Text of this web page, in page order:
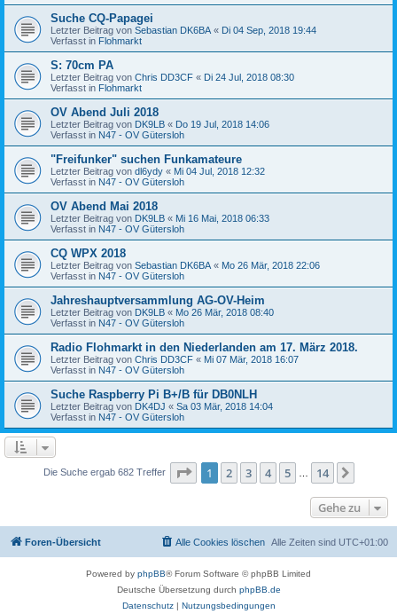
Suche CQ-Papagei
Letzter Beitrag von Sebastian DK6BA « Di 04 Sep, 2018 19:44
Verfasst in Flohmarkt
S: 70cm PA
Letzter Beitrag von Chris DD3CF « Di 24 Jul, 2018 08:30
Verfasst in Flohmarkt
OV Abend Juli 2018
Letzter Beitrag von DK9LB « Do 19 Jul, 2018 14:06
Verfasst in N47 - OV Gütersloh
"Freifunker" suchen Funkamateure
Letzter Beitrag von dl6ydy « Mi 04 Jul, 2018 12:32
Verfasst in N47 - OV Gütersloh
OV Abend Mai 2018
Letzter Beitrag von DK9LB « Mi 16 Mai, 2018 06:33
Verfasst in N47 - OV Gütersloh
CQ WPX 2018
Letzter Beitrag von Sebastian DK6BA « Mo 26 Mär, 2018 22:06
Verfasst in N47 - OV Gütersloh
Jahreshauptversammlung AG-OV-Heim
Letzter Beitrag von DK9LB « Mo 26 Mär, 2018 08:40
Verfasst in N47 - OV Gütersloh
Radio Flohmarkt in den Niederlanden am 17. März 2018.
Letzter Beitrag von Chris DD3CF « Mi 07 Mär, 2018 16:07
Verfasst in N47 - OV Gütersloh
Suche Raspberry Pi B+/B für DB0NLH
Letzter Beitrag von DK4DJ « Sa 03 Mär, 2018 14:04
Verfasst in N47 - OV Gütersloh
Die Suche ergab 682 Treffer Seite 1von 14
1 2 3 4 5 14
Gehe zu
Foren-Übersicht Alle Zeiten sind UTC+01:00
Alle Cookies löschen
Powered by phpBB® Forum Software © phpBB Limited
Deutsche Übersetzung durch phpBB.de
Datenschutz| Nutzungsbedingungen